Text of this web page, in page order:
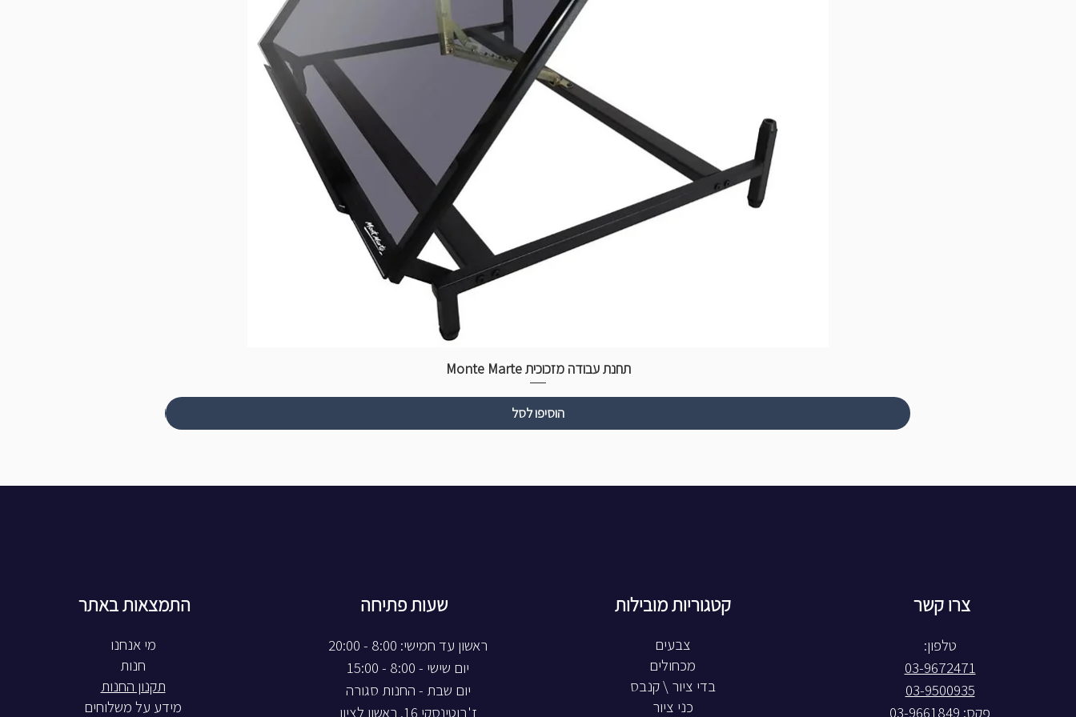
תחנת עבודה מזכוכית Monte Marte
הוסיפו לסל
התמצאות באתר
חנות
תקנון החנות
מידע על משלוחים
שעות פתיחה
ראשון עד חמישי: 8:00 - 20:00
יום שישי - 8:00 - 15:00
יום שבת - החנות סגורה
ז'בוטינסקי 16, ראשון לציון
קטגוריות מובילות
צבעים
מכחולים
בדי ציור \ קנבס
כני ציור
צרו קשר
טלפון:
03-9672471
03-9500935
פקס: 03-9661849